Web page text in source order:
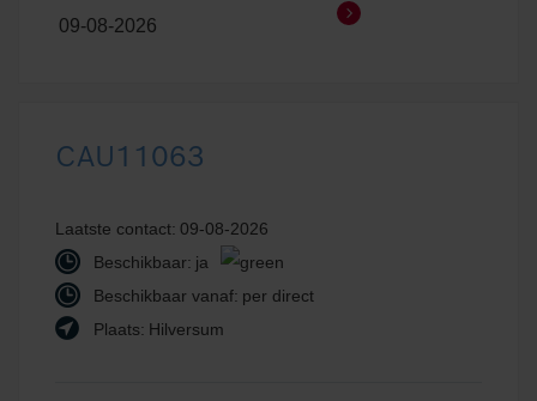
09-08-2026
CAU11063
Laatste contact: 09-08-2026
Beschikbaar: ja
Beschikbaar vanaf: per direct
Plaats: Hilversum